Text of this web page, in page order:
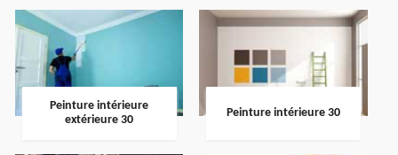
Peinture intérieure
extérieure 30
Peinture intérieure 30